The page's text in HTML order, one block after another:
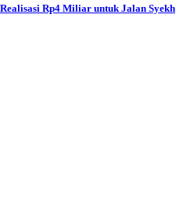
Rp4 Miliar untuk Jalan Syekh